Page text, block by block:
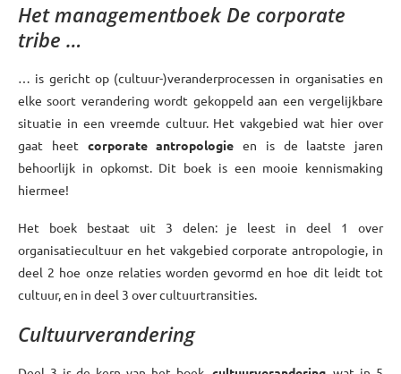
Het managementboek De corporate
tribe …
… is gericht op (cultuur-)veranderprocessen in organisaties en
elke soort verandering wordt gekoppeld aan een vergelijkbare
situatie in een vreemde cultuur. Het vakgebied wat hier over
gaat heet corporate antropologie en is de laatste jaren
behoorlijk in opkomst. Dit boek is een mooie kennismaking
hiermee!
Het boek bestaat uit 3 delen: je leest in deel 1 over
organisatiecultuur en het vakgebied corporate antropologie, in
deel 2 hoe onze relaties worden gevormd en hoe dit leidt tot
cultuur, en in deel 3 over cultuurtransities.
Cultuurverandering